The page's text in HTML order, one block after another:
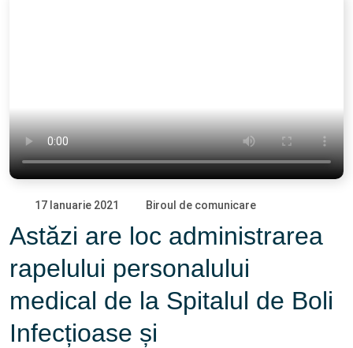
17 Ianuarie 2021 Biroul de comunicare
Astăzi are loc administrarea
rapelului personalului
medical de la Spitalul de Boli
Infecțioase și